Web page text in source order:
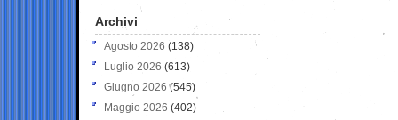
Archivi
Agosto 2026 (138)
Luglio 2026 (613)
Giugno 2026 (545)
Maggio 2026 (402)